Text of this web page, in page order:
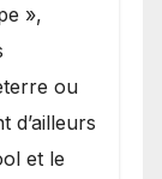
»,
ou
d’ailleurs
et le